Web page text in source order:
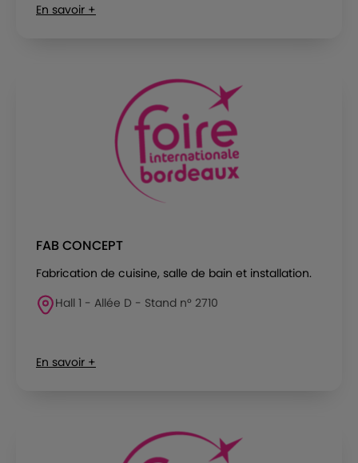
En savoir +
FAB CONCEPT
Fabrication de cuisine, salle de bain et installation.
Hall 1 - Allée D - Stand n° 2710
En savoir +